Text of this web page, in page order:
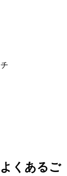
くあるご